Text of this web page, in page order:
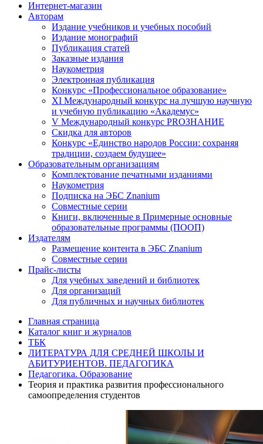
Интернет-магазин
Авторам
Издание учебников и учебных пособий
Издание монографий
Публикация статей
Заказные издания
Наукометрия
Электронная публикация
Конкурс «Профессиональное образование»
XI Международный конкурс на лучшую научную
и учебную публикацию «Академус»
V Международный конкурс PROЗНАНИЕ
Скидка для авторов
Конкурс «Единство народов России: сохраняя
традиции, создаем будущее»
Образовательным организациям
Комплектование печатными изданиями
Наукометрия
Подписка на ЭБС Znanium
Совместные серии
Книги, включенные в Примерные основные
образовательные программы (ПООП)
Издателям
Размещение контента в ЭБС Znanium
Совместные серии
Прайс-листы
Для учебных заведений и библиотек
Для организаций
Для публичных и научных библиотек
Главная страница
Каталог книг и журналов
ТБК
ЛИТЕРАТУРА ДЛЯ СРЕДНЕЙ ШКОЛЫ И
АБИТУРИЕНТОВ. ПЕДАГОГИКА
Педагогика. Образование
Теория и практика развития профессионального
самоопределения студентов